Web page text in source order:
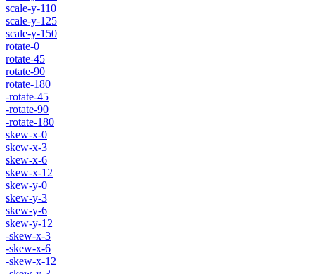
scale-y-110
scale-y-125
scale-y-150
rotate-0
rotate-45
rotate-90
rotate-180
-rotate-45
-rotate-90
-rotate-180
skew-x-0
skew-x-3
skew-x-6
skew-x-12
skew-y-0
skew-y-3
skew-y-6
skew-y-12
-skew-x-3
-skew-x-6
-skew-x-12